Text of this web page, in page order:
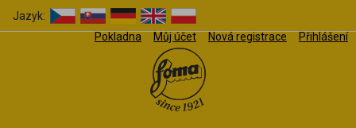
Jazyk:
Pokladna
Můj účet Nová registrace Přihlášení